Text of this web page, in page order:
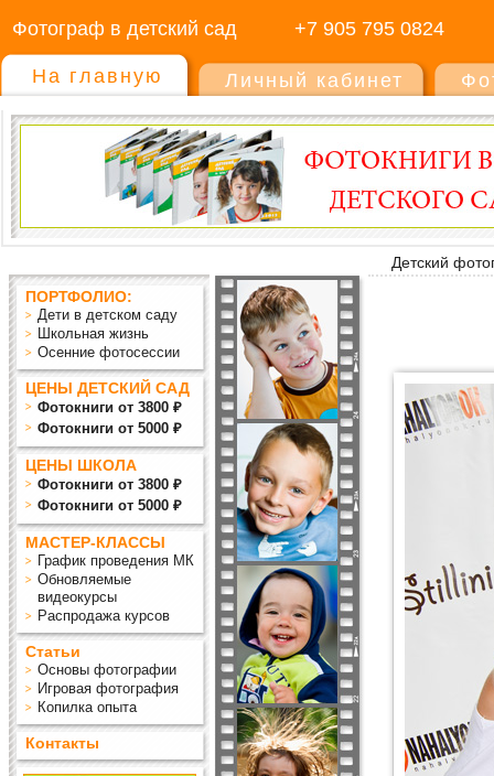
Фотограф в детский сад +7 905 795 0824
На главную Личный кабинет
Детский
ПОРТФОЛИО:
Дети в детском саду
Школьная жизнь
Осенние фотосессии
ЦЕНЫ ДЕТСКИЙ САД
Фотокниги от 3800 ₽
Фотокниги от 5000 ₽
ЦЕНЫ ШКОЛА
Фотокниги от 3800 ₽
Фотокниги от 5000 ₽
МАСТЕР-КЛАССЫ
График проведения МК
Обновляемые
видеокурсы
Распродажа курсов
Статьи
Основы фотографии
Игровая фотография
Копилка опыта
Контакты